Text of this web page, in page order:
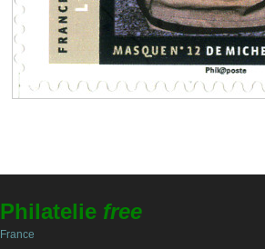
Philatelie free
France